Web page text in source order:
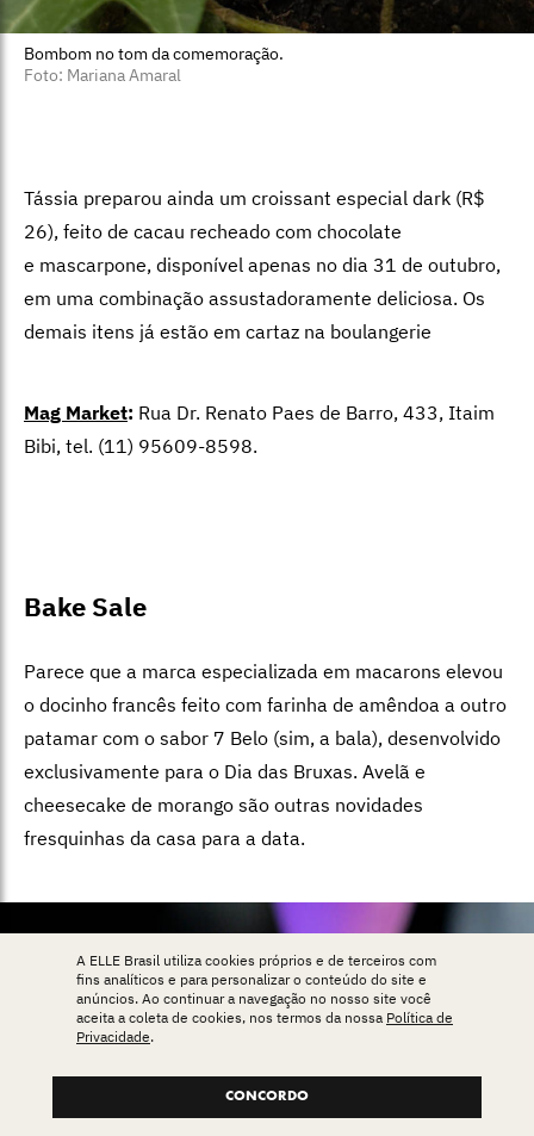
Bombom no tom da comemoração.
Foto: Mariana Amaral
Tássia preparou ainda um croissant especial dark (R$
26), feito de cacau recheado com chocolate
e mascarpone, disponível apenas no dia 31 de outubro,
em uma combinação assustadoramente deliciosa. Os
demais itens já estão em cartaz na boulangerie
Mag Market: Rua Dr. Renato Paes de Barro, 433, Itaim
Bibi, tel. (11) 95609-8598.
Bake Sale
Parece que a marca especializada em macarons elevou
o docinho francês feito com farinha de amêndoa a outro
patamar com o sabor 7 Belo (sim, a bala), desenvolvido
exclusivamente para o Dia das Bruxas. Avelã e
cheesecake de morango são outras novidades
fresquinhas da casa para a data.
A ELLE Brasil utiliza cookies próprios e de terceiros com
fins analíticos e para personalizar o conteúdo do site e
anúncios. Ao continuar a navegação no nosso site você
aceita a coleta de cookies, nos termos da nossa Política de
Privacidade.
CONCORDO